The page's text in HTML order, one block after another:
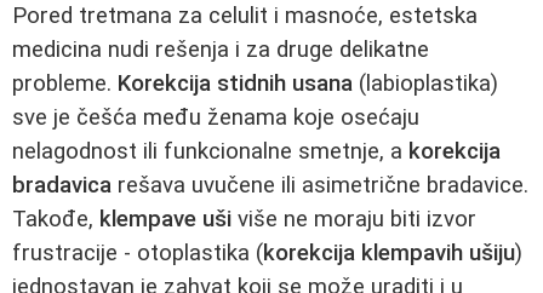
Pored tretmana za celulit i masnoće, estetska
medicina nudi rešenja i za druge delikatne
probleme. Korekcija stidnih usana (labioplastika)
sve je češća među ženama koje osećaju
nelagodnost ili funkcionalne smetnje, a korekcija
bradavica rešava uvučene ili asimetrične bradavice.
Takođe, klempave uši više ne moraju biti izvor
frustracije - otoplastika (korekcija klempavih ušiju)
jednostavan je zahvat koji se može uraditi i u